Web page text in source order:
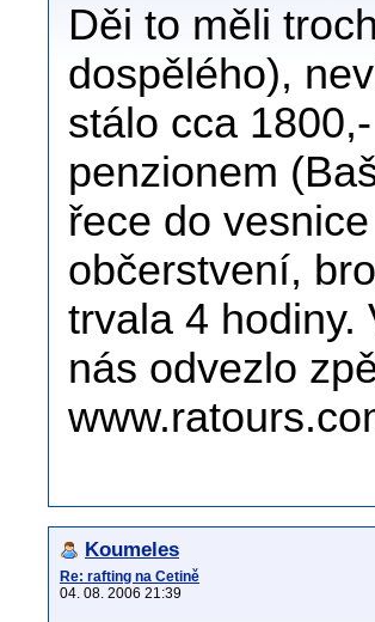
Děi to měli
dospělého),
stálo cca
penzionem
řece do
občerstvení,
trvala 4 hodiny.
nás odvezlo
Koumeles
Re: rafting na Cetině
04. 08. 2006 21:39